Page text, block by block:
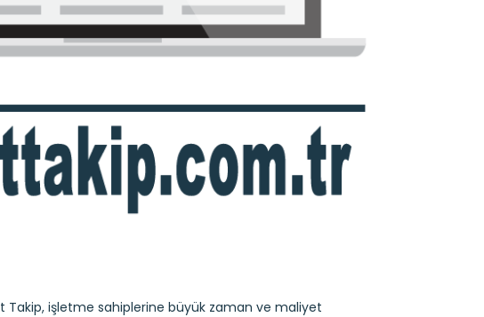
Takip, işletme sahiplerine büyük zaman ve maliyet